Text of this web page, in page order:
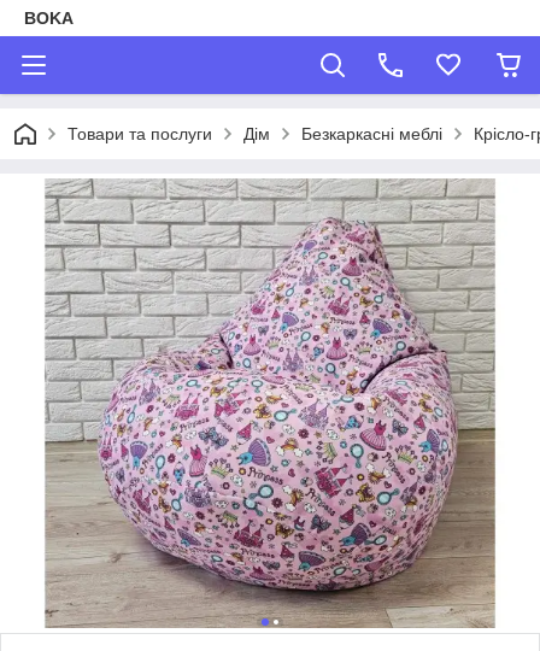
BOKA
Товари та послуги Дім Безкаркасні меблі